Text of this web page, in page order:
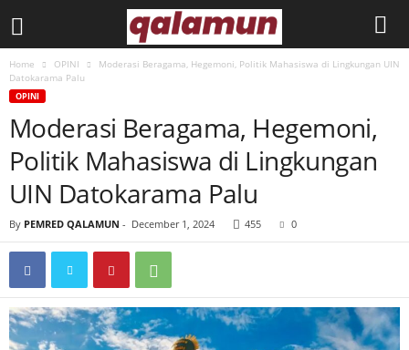
Home OPINI
Moderasi Beragama, Hegemoni, Politik Mahasiswa di Lingkungan UIN
Datokarama Palu
OPINI
Moderasi Beragama, Hegemoni,
Politik Mahasiswa di Lingkungan
UIN Datokarama Palu
By PEMRED QALAMUN - December 1, 2024 455 0